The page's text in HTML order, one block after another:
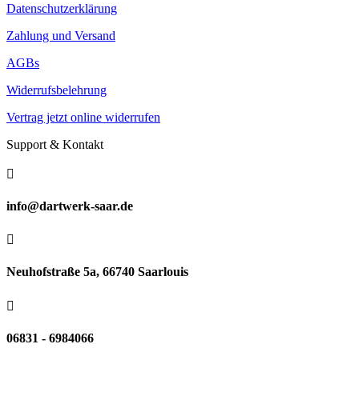
Datenschutzerklärung
Zahlung und Versand
AGBs
Widerrufsbelehrung
Vertrag jetzt online widerrufen
Support & Kontakt

info@dartwerk-saar.de

Neuhofstraße 5a, 66740 Saarlouis

06831 - 6984066